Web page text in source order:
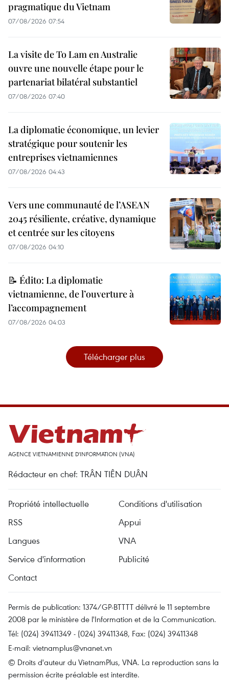
pragmatique du Vietnam
07/08/2026 07:54
La visite de To Lam en Australie
ouvre une nouvelle étape pour le
partenariat bilatéral substantiel
07/08/2026 07:40
La diplomatie économique, un levier
stratégique pour soutenir les
entreprises vietnamiennes
07/08/2026 04:43
Vers une communauté de l’ASEAN
2045 résiliente, créative, dynamique
et centrée sur les citoyens
07/08/2026 04:10
📝 Édito: La diplomatie
vietnamienne, de l’ouverture à
l’accompagnement
07/08/2026 04:03
Télécharger plus
AGENCE VIETNAMIENNE D'INFORMATION (VNA)
Rédacteur en chef: TRÂN TIÊN DUÂN
Propriété intellectuelle
Conditions d'utilisation
RSS
Appui
Langues
VNA
Service d'information
Publicité
Contact
Permis de publication: 1374/GP-BTTTT délivré le 11 septembre
2008 par le ministère de l'Information et de la Communication.
Tél: (024) 39411349 - (024) 39411348, Fax: (024) 39411348
E-mail: vietnamplus@vnanet.vn
© Droits d'auteur du VietnamPlus, VNA. La reproduction sans la
permission écrite préalable est interdite.